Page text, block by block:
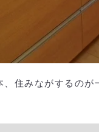
住みながするの